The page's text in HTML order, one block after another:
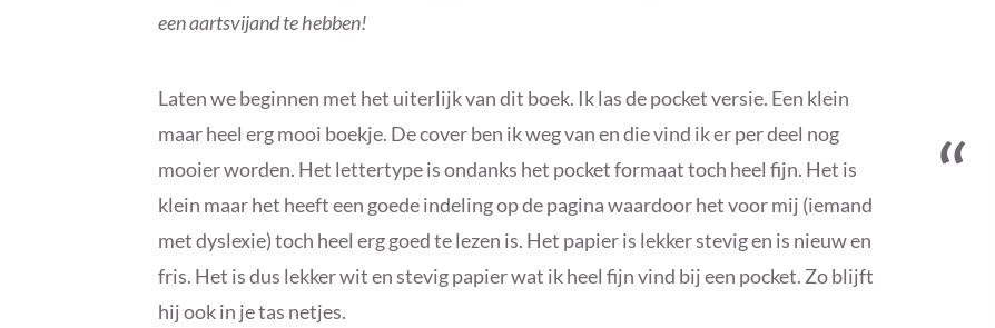
een aartsvijand te hebben!
Laten we beginnen met het uiterlijk van dit boek. Ik las de pocket versie. Een klein
maar heel erg mooi boekje. De cover ben ik weg van en die vind ik er per deel nog
mooier worden. Het lettertype is ondanks het pocket formaat toch heel fijn. Het is
klein maar het heeft een goede indeling op de pagina waardoor het voor mij (iemand
met dyslexie) toch heel erg goed te lezen is. Het papier is lekker stevig en is nieuw en
fris. Het is dus lekker wit en stevig papier wat ik heel fijn vind bij een pocket. Zo blijft
hij ook in je tas netjes.